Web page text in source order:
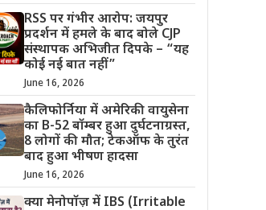
RSS पर गंभीर आरोप: जयपुर
प्रदर्शन में हमले के बाद बोले CJP
संस्थापक अभिजीत दिपके – “यह
कोई नई बात नहीं”
June 16, 2026
कैलिफोर्निया में अमेरिकी वायुसेना
का B-52 बॉम्बर हुआ दुर्घटनाग्रस्त,
8 लोगों की मौत; टेकऑफ के तुरंत
बाद हुआ भीषण हादसा
June 16, 2026
क्या मेनोपॉज़ में IBS (Irritable